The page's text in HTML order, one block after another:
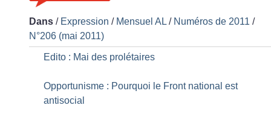
Dans / Expression / Mensuel AL / Numéros de 2011 /
N°206 (mai 2011)
Edito : Mai des prolétaires
Opportunisme : Pourquoi le Front national est
antisocial